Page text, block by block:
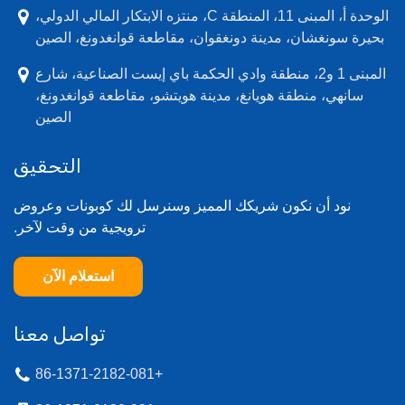
الوحدة أ، المبنى 11، المنطقة C، منتزه الابتكار المالي الدولي،
بحيرة سونغشان، مدينة دونغقوان، مقاطعة قوانغدونغ، الصين
المبنى 1 و2، منطقة وادي الحكمة باي إيست الصناعية، شارع
سانهي، منطقة هويانغ، مدينة هويتشو، مقاطعة قوانغدونغ،
الصين
التحقيق
نود أن نكون شريكك المميز وسنرسل لك كوبونات وعروض
ترويجية من وقت لآخر.
استعلام الآن
تواصل معنا
+86-1371-2182-081